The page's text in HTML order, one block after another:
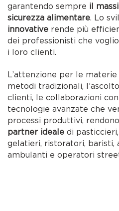
garantendo sempre il
sicurezza alimentare. Lo
innovative rende più
dei professionisti che
i loro clienti.
L’attenzione per le
metodi tradizionali,
clienti, le collaborazioni
tecnologie avanzate che
processi produttivi, rendono
partner ideale di
gelatieri, ristoratori, baristi,
ambulanti e operatori